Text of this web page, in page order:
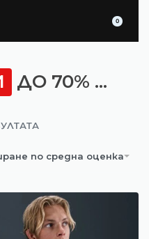
0
ДО 70% ...
по средна оценка